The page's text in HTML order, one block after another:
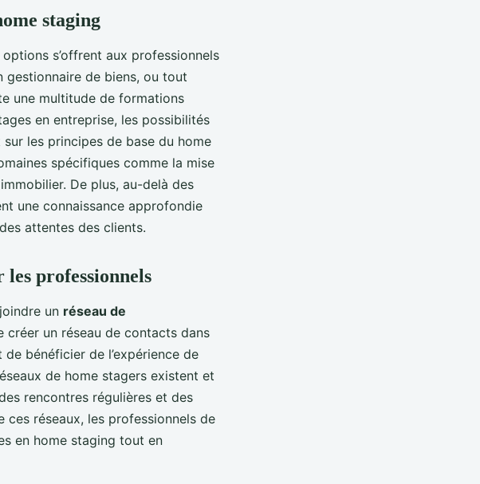
staging
s’offrent aux professionnels
gestionnaire de biens, ou tout
une multitude de formations
en entreprise, les possibilités
les principes de base du home
spécifiques comme la mise
De plus, au-delà des
une connaissance approfondie
attentes des clients.
les professionnels
un réseau de
créer un réseau de contacts dans
bénéficier de l’expérience de
de home stagers existent et
rencontres régulières et des
réseaux, les professionnels de
en home staging tout en